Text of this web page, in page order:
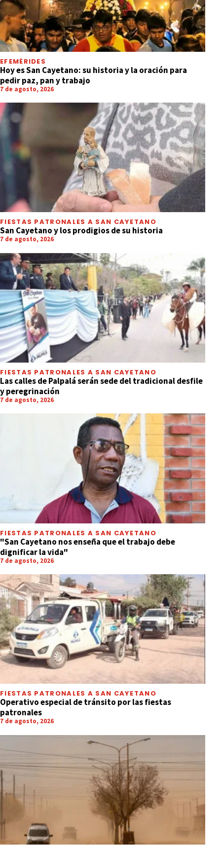
EFEMÉRIDES
Hoy es San Cayetano: su historia y la oración para
pedir paz, pan y trabajo
7 de agosto, 2026
FIESTAS PATRONALES A SAN CAYETANO
San Cayetano y los prodigios de su historia
7 de agosto, 2026
FIESTAS PATRONALES A SAN CAYETANO
Las calles de Palpalá serán sede del tradicional desfile
y peregrinación
7 de agosto, 2026
FIESTAS PATRONALES A SAN CAYETANO
"San Cayetano nos enseña que el trabajo debe
dignificar la vida"
7 de agosto, 2026
FIESTAS PATRONALES A SAN CAYETANO
Operativo especial de tránsito por las fiestas
patronales
7 de agosto, 2026